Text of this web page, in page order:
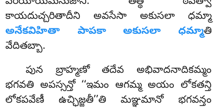
కాయదుచ్చరితాదీని అవసేసా అకుసలా ధమ్మా
అనేకవిహితా పాపకా అకుసలా ధమ్మాతి
వేదితబ్బా.
పున బ్రాహ్మణో తదేవ అభివాదనాదికమ్మం
భగవతి అపస్సన్తో ‘‘ఇమం ఆగమ్మ అయం లోకతన్తి
లోకపవేణీ ఉచ్ఛిజ్జతీ’’తి మఞ్ఞమానో భగవన్తం